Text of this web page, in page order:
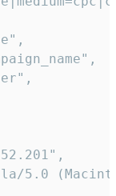
5.0